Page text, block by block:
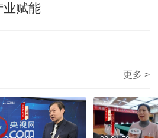
业赋能
更多 >